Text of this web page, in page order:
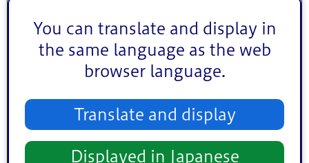
You can translate and display in
the same language as the web
browser language.
Translate and display
Displayed in Japanese
ター
事業
がかかります。
もシ
保護者の方が病気、出産、介護、冠
婚葬祭、仕事などの理由で宿泊を伴
が得られない場合に、委託施設や協
0